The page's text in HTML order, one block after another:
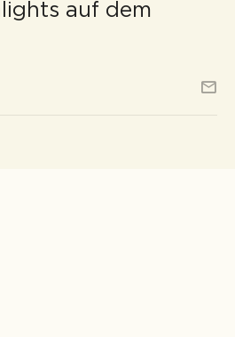
auf dem